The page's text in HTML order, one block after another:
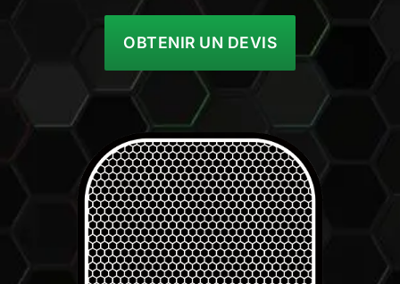
OBTENIR UN DEVIS